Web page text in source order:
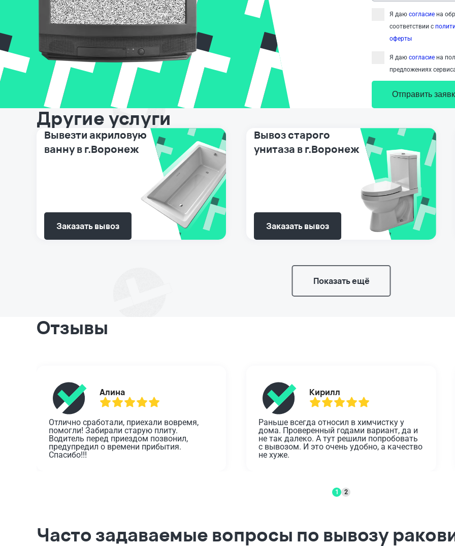
Я даю согласие на
соответствии с
оферты
Я даю согласие на
предложениях
Отправить
Другие услуги
Вывезти акриловую
ванну в г.Воронеж
Заказать вывоз
Вывоз старого
унитаза в г.Воронеж
Заказать вывоз
Показать ещё
Отзывы
Алина
Отлично сработали, приехали вовремя,
помогли! Забирали старую плиту.
Водитель перед приездом позвонил,
предупредил о времени прибытия.
Спасибо!!!
Кирилл
Раньше всегда относил в химчистку у
дома. Проверенный годами вариант, да и
не так далеко. А тут решили попробовать
с вывозом. И это очень удобно, а качество
не хуже.
1 2
Часто задаваемые вопросы по вывозу